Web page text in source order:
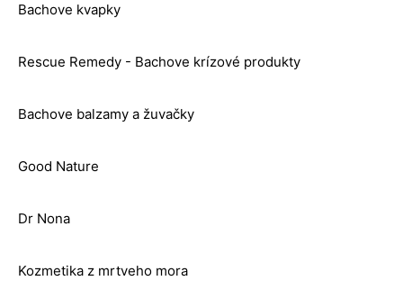
Bachove kvapky
Rescue Remedy - Bachove krízové produkty
Bachove balzamy a žuvačky
Good Nature
Dr Nona
Kozmetika z mrtveho mora